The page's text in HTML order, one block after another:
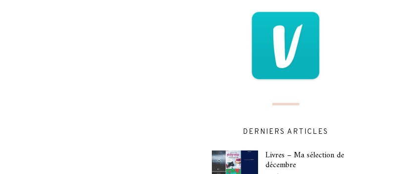
DERNIERS ARTICLES
Livres – Ma sélection de
décembre